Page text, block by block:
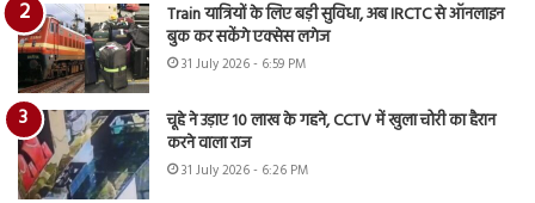
Train यात्रियों के लिए बड़ी सुविधा, अब IRCTC से ऑनलाइन
बुक कर सकेंगे एक्सेस लगेज
31 July 2026 - 6:59 PM
चूहे ने उड़ाए 10 लाख के गहने, CCTV में खुला चोरी का हैरान
करने वाला राज
31 July 2026 - 6:26 PM